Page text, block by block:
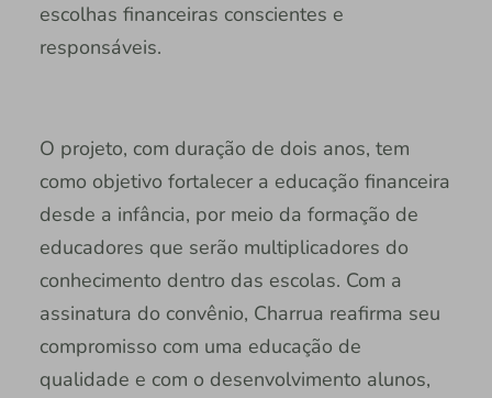
escolhas financeiras conscientes e
responsáveis.
O projeto, com duração de dois anos, tem
como objetivo fortalecer a educação financeira
desde a infância, por meio da formação de
educadores que serão multiplicadores do
conhecimento dentro das escolas. Com a
assinatura do convênio, Charrua reafirma seu
compromisso com uma educação de
qualidade e com o desenvolvimento alunos,